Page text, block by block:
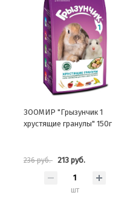
ЗООМИР "Грызунчик 1
хрустящие гранулы" 150г
236 руб. 213 руб.
шт